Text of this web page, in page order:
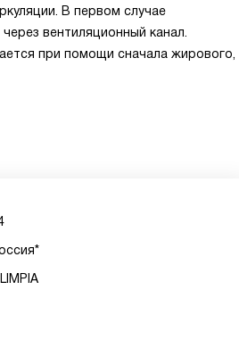
В первом случае
вентиляционный канал.
при помощи сначала жирового,